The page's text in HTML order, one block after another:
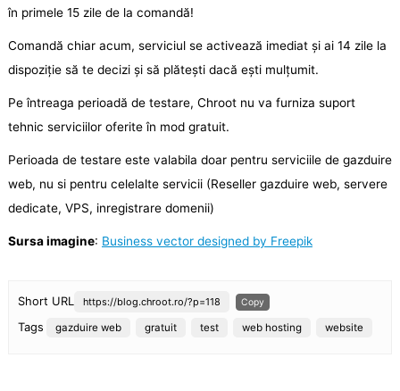
în primele 15 zile de la comandă!
Comandă chiar acum, serviciul se activează imediat și ai 14 zile la
dispoziție să te decizi și să plătești dacă ești mulțumit.
Pe întreaga perioadă de testare, Chroot nu va furniza suport
tehnic serviciilor oferite în mod gratuit.
Perioada de testare este valabila doar pentru serviciile de gazduire
web, nu si pentru celelalte servicii (Reseller gazduire web, servere
dedicate, VPS, inregistrare domenii)
Sursa imagine: Business vector designed by Freepik
Short URL https://blog.chroot.ro/?p=118 Copy
Tags gazduire web gratuit test web hosting website